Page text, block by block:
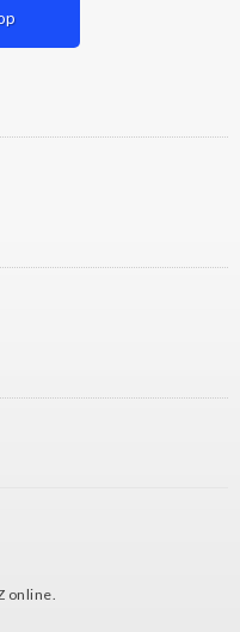
online.